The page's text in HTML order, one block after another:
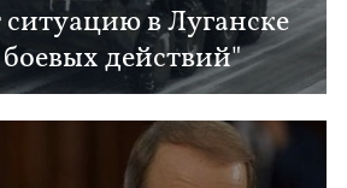
ситуацию в Луганске
действий"